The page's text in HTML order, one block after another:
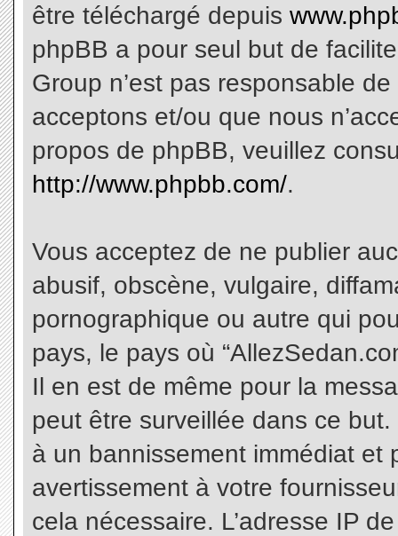
être téléchargé depuis
phpBB a pour seul but de
Group n’est pas responsable
acceptons et/ou que nous
propos de phpBB, veuillez
http://www.phpbb.com/.
Vous acceptez de ne publier
abusif, obscène, vulgaire,
pornographique ou autre qui
pays, le pays où
Il en est de même pour la
peut être surveillée dans ce
à un bannissement immédiat et
avertissement à votre
cela nécessaire. L’adresse IP